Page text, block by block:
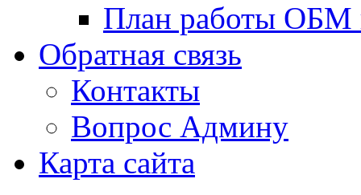
План работы ОБМ
Обратная связь
Контакты
Вопрос Админу
Карта сайта